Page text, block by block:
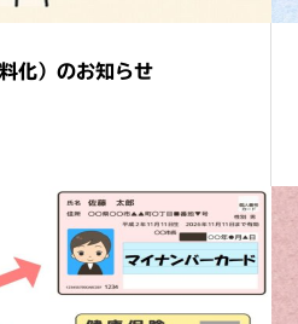
化）のお知らせ